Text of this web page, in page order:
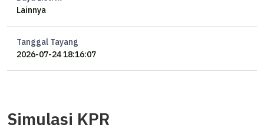
Lainnya
Tanggal Tayang
2026-07-24 18:16:07
Simulasi KPR